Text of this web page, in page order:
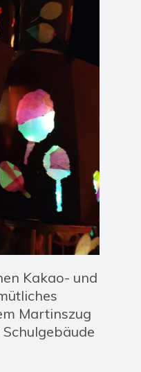
Kakao- und
Martinszug